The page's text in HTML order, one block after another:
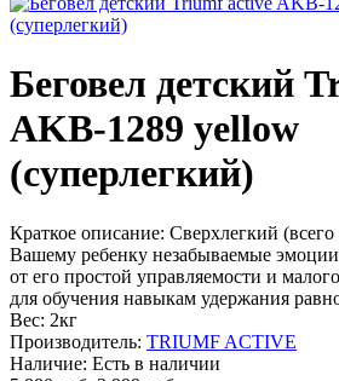
Беговел детский
AKB-1289 yellow
(суперлегкий)
Краткое описание: Сверхлегкий (всего
Вашему ребенку незабываемые эмоции
от его простой управляемости и
для обучения навыкам удержания
Вес: 2кг
Производитель: TRIUMF ACTIVE
Наличие: Есть в наличии